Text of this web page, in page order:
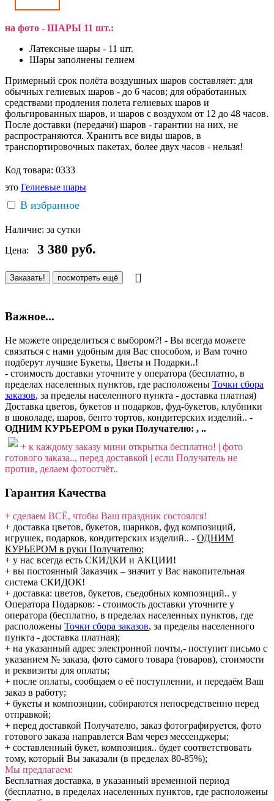
на фото - ШАРЫ 11 шт.:
Латексные шары - 11 шт.
Шары заполнены гелием
Примерный срок полёта воздушных шаров составляет: для
обычных гелиевых шаров - до 6 часов; для обработанных
средствами продления полета гелиевых шаров и
фольгированных шаров, и шаров с воздухом от 12 до 48 часов.
После доставки (передачи) шаров - гарантии на них, не
распространяются. Хранить все виды шаров, в
транспортировочных пакетах, более двух часов - нельзя!
Код товара: 0333
это Гелиевые шары
В избранное
Наличие: за сутки
Цена:
3 380 руб.
Заказать! посмотреть ещё
Важное...
Не можете определиться с выбором?! - Вы всегда можете
связаться с нами удобным для Вас способом, и Вам точно
подберут лучшие Букеты, Цветы и Подарки..!
- стоимость доставки уточните у оператора (бесплатно, в
пределах населенных пунктов, где расположены Точки сбора
заказов, за пределы населенного пункта - доставка платная)
Доставка цветов, букетов и подарков, фуд-букетов, клубники
в шоколаде, шаров, бенто тортов, кондитерских изделий.. -
ОДНИМ КУРЬЕРОМ в руки Получателю: , ..
+ к каждому заказу мини открытка бесплатно! | фото
готового заказа.., перед доставкой | если Получатель не
против, делаем фотоотчёт..
Гарантия Качества
+ сделаем ВСЁ, чтобы Ваш праздник состоялся!
+ доставка цветов, букетов, шариков, фуд композиций,
игрушек, подарков, кондитерских изделий.. - ОДНИМ
КУРЬЕРОМ в руки Получателю;
+ у нас всегда есть СКИДКИ и АКЦИИ!
+ вы постоянный Заказчик – значит у Вас накопительная
система СКИДОК!
+ доставка: цветов, букетов, съедобных композиций.. у
Оператора Подарков: - стоимость доставки уточните у
оператора (бесплатно, в пределах населенных пунктов, где
расположены Точки сбора заказов, за пределы населенного
пункта - доставка платная);
+ на указанный адрес электронной почты,- поступит письмо с
указанием № заказа, фото самого товара (товаров), стоимости
и реквизиты для оплаты;
+ после оплаты, сообщаем о её поступлении, и передаём Ваш
заказ в работу;
+ букеты и композиции, собираются непосредственно перед
отправкой;
+ перед доставкой Получателю, заказ фотографируется, фото
готового заказа направлется Вам через мессенджеры;
+ составленный букет, композиция.. будет соответствовать
тому, который Вы заказали (в пределах 80-85%);
Мы предлагаем:
Бесплатная доставка, в указанный временной период
(бесплатно, в пределах населенных пунктов, где расположены